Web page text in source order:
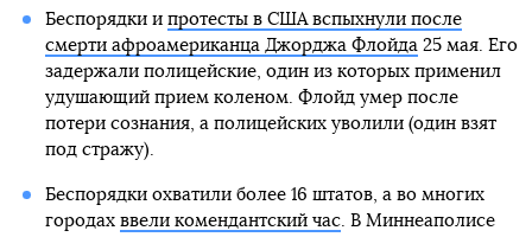
Беспорядки и протесты в США вспыхнули после
смерти афроамериканца Джорджа Флойда25 мая. Его
задержали полицейские, один из которых применил
удушающий прием коленом. Флойд умер после
потери сознания, а полицейских уволили (один взят
под стражу).
Беспорядки охватили более 16 штатов, а во многих
городах ввели комендантский час. В Миннеаполисе